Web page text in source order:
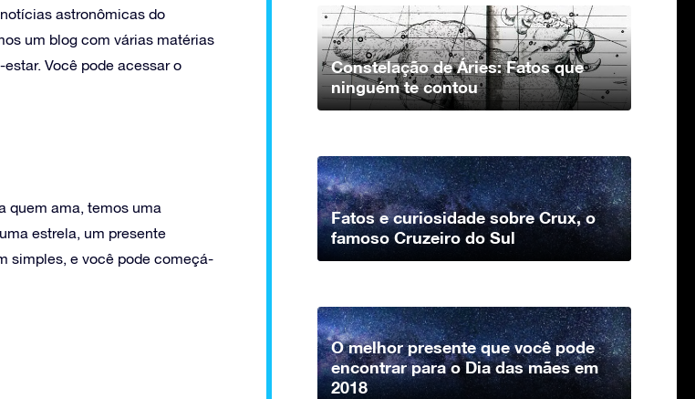
astronômicas do
um blog com várias matérias
Você pode acessar o
quem ama, temos uma
estrela, um presente
simples, e você pode começá-
Constelação de Áries: Fatos que
ninguém te contou
Fatos e curiosidade sobre Crux, o
famoso Cruzeiro do Sul
O melhor presente que você pode
encontrar para o Dia das mães em
2018